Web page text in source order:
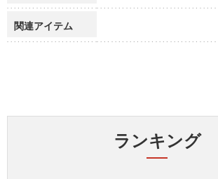
関連アイテム
ランキング